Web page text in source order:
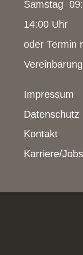
Samstag
14:00 Uhr
oder Termin
Impressum
Datenschutz
Kontakt
Karriere/Jobs